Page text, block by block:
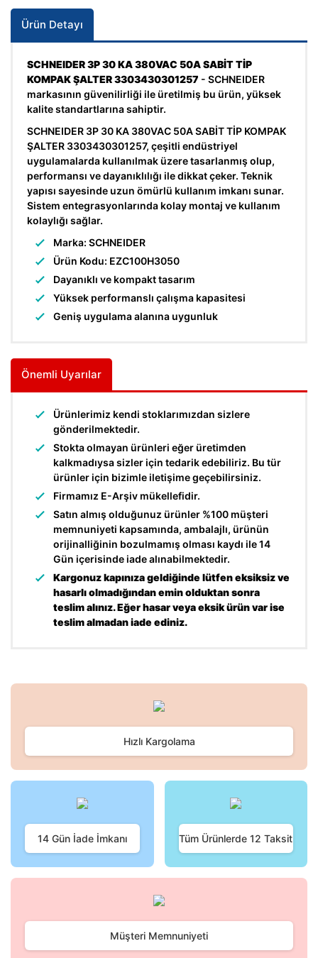
Ürün Detayı
SCHNEIDER 3P 30 KA 380VAC 50A SABİT TİP
KOMPAK ŞALTER 3303430301257 - SCHNEIDER
markasının güvenilirliği ile üretilmiş bu ürün, yüksek
kalite standartlarına sahiptir.
SCHNEIDER 3P 30 KA 380VAC 50A SABİT TİP KOMPAK
ŞALTER 3303430301257, çeşitli endüstriyel
uygulamalarda kullanılmak üzere tasarlanmış olup,
performansı ve dayanıklılığı ile dikkat çeker. Teknik
yapısı sayesinde uzun ömürlü kullanım imkanı sunar.
Sistem entegrasyonlarında kolay montaj ve kullanım
kolaylığı sağlar.
Marka: SCHNEIDER
Ürün Kodu: EZC100H3050
Dayanıklı ve kompakt tasarım
Yüksek performanslı çalışma kapasitesi
Geniş uygulama alanına uygunluk
Önemli Uyarılar
Ürünlerimiz kendi stoklarımızdan sizlere
gönderilmektedir.
Stokta olmayan ürünleri eğer üretimden
kalkmadıysa sizler için tedarik edebiliriz. Bu tür
ürünler için bizimle iletişime geçebilirsiniz.
Firmamız E-Arşiv mükellefidir.
Satın almış olduğunuz ürünler %100 müşteri
memnuniyeti kapsamında, ambalajlı, ürünün
orijinalliğinin bozulmamış olması kaydı ile 14
Gün içerisinde iade alınabilmektedir.
Kargonuz kapınıza geldiğinde lütfen eksiksiz ve
hasarlı olmadığından emin olduktan sonra
teslim alınız. Eğer hasar veya eksik ürün var ise
teslim almadan iade ediniz.
Bu ürüne ilk yorumu siz yapın!
Yorum Yaz
kullanarak tarafımıza iletebilirsiniz.
Ürün resmi kalitesiz, bozuk veya görüntülenemiyor.
Bu ürüne benzer farklı alternatifler olmalı.
Gönder
Hızlı Kargolama
14 Gün İade İmkanı Tüm Ürünlerde 12 Taksit
Müşteri Memnuniyeti